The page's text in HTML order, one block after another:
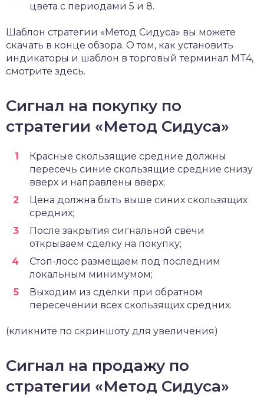
цвета с периодами 5 и 8.
Шаблон стратегии «Метод Сидуса» вы можете
скачать в конце обзора. О том, как установить
индикаторы и шаблон в торговый терминал MT4,
смотрите здесь.
Сигнал на покупку по
стратегии «Метод Сидуса»
Красные скользящие средние должны
пересечь синие скользящие средние снизу
вверх и направлены вверх;
Цена должна быть выше синих скользящих
средних;
После закрытия сигнальной свечи
открываем сделку на покупку;
Стоп-лосс размещаем под последним
локальным минимумом;
Выходим из сделки при обратном
пересечении всех скользящих средних.
(кликните по скриншоту для увеличения)
Сигнал на продажу по
стратегии «Метод Сидуса»